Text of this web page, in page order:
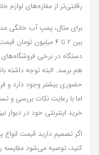
رقابتی‌تر از مغازه‌های لوازم
برای مثال، پمپ آب خانگی
بین ۲ تا ۴ میلیون
هم برسد. البته توجه داشته
حضوری بیشتر وجود دارد و
اما با رعایت نکات بررسی و
خرید اینترنتی خود در دیوار
اگر تصمیم دارید قیمت
کنید، توصیه می‌شود مقایسه